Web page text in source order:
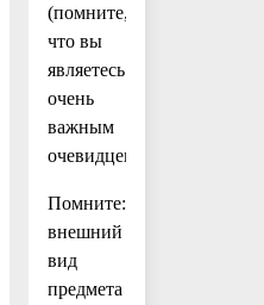
(помните,
что вы
являетесь
очень
важным
очевидцем).
Помните:
внешний
вид
предмета